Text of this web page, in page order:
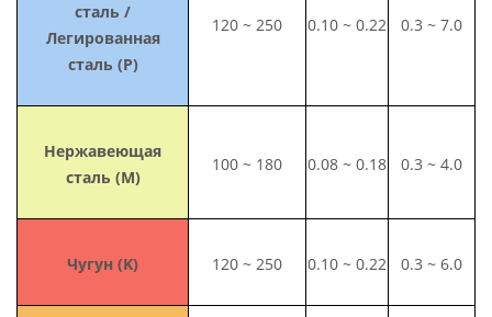
сталь /
Легированная
сталь (P)
120 ~ 250 0.10 ~ 0.22 0.3 ~ 7.0
Нержавеющая
сталь (M)
100 ~ 180 0.08 ~ 0.18 0.3 ~ 4.0
Чугун (K) 120 ~ 250 0.10 ~ 0.22 0.3 ~ 6.0